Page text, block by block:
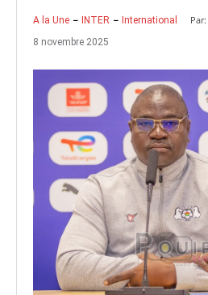
A la Une INTER International Par:
8 novembre 2025